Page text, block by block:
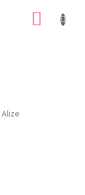
Alize